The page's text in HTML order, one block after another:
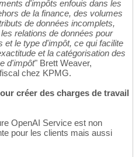
d'impôts enfouis dans les
de la finance, des volumes
de données incomplets,
relations de données pour
et le type d'impôt, ce qui facilite
et la catégorisation des
d'impôt" Brett Weaver,
chez KPMG.
créer des charges de travail
OpenAI Service est non
pour les clients mais aussi